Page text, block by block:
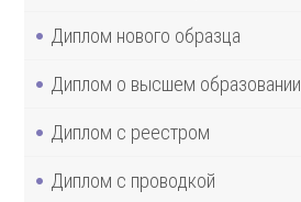
Диплом нового образца
Диплом о высшем образовании
Диплом с реестром
Диплом с проводкой